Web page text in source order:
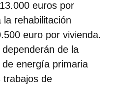
euros por
rehabilitación
euro por vivienda.
de la
energía primaria
trabajos de